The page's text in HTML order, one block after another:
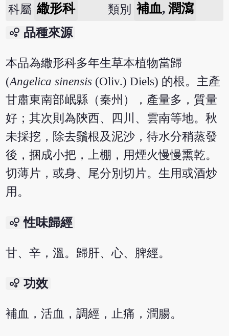
科屬 繖形科 類別 補血, 潤瀉
bubble_chart 品種來源
本品為繖形科多年生草本植物當歸
(Angelica sinensis (Oliv.) Diels) 的根。主產
甘肅東南部岷縣（秦州），產量多，質量
好；其次則為陝西、四川、雲南等地。秋
未採挖，除去鬚根及泥沙，待水分稍蒸發
後，捆成小把，上棚，用煙火慢慢熏乾。
切薄片，或身、尾分別切片。生用或酒炒
用。
bubble_chart 性味歸經
甘、辛，溫。歸肝、心、脾經。
bubble_chart 功效
補血，活血，調經，止痛，潤腸。